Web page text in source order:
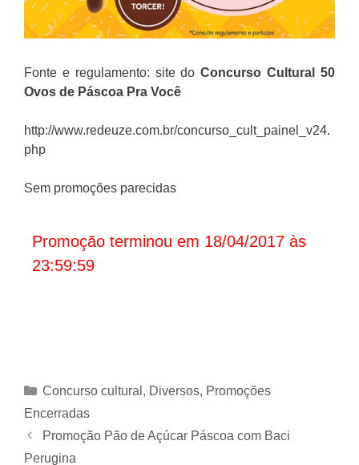
Fonte e regulamento: site doConcurso Cultural 50
Ovos de Páscoa Pra Você
http://www.redeuze.com.br/concurso_cult_painel_v24.
php
Sem promoções parecidas
Promoção terminou em 18/04/2017 às
23:59:59
Categorias
Concurso cultural , Diversos, Promoções
Encerradas
Promoção Pão de Açúcar Páscoa com Baci
Perugina